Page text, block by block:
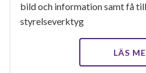
bild och information samt få
styrelseverktyg
LÄS